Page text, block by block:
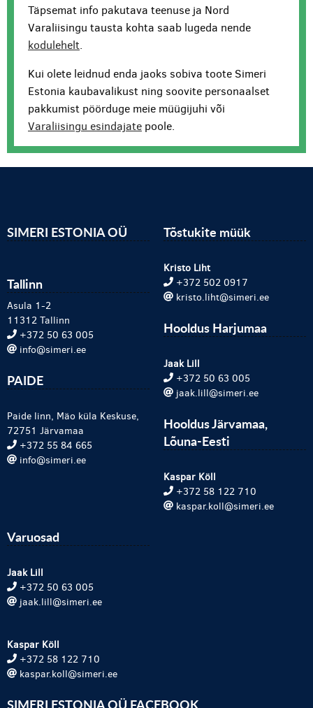
Täpsemat info pakutava teenuse ja Nord
Varaliisingu tausta kohta saab lugeda nende
kodulehelt.
Kui olete leidnud enda jaoks sobiva toote Simeri
Estonia kaubavalikust ning soovite personaalset
pakkumist pöörduge meie müügijuhi või
Varaliisingu esindajate poole.
SIMERI ESTONIA OÜ
Tallinn
Asula 1-2
11312 Tallinn
+372 50 63 005
info@simeri.ee
PAIDE
Paide linn, Mäo küla Keskuse,
72751 Järvamaa
+372 55 84 665
info@simeri.ee
Tõstukite müük
Kristo Liht
+372 502 0917
kristo.liht@simeri.ee
Hooldus Harjumaa
Jaak Lill
+372 50 63 005
jaak.lill@simeri.ee
Hooldus Järvamaa,
Lõuna-Eesti
Kaspar Köll
+372 58 122 710
kaspar.koll@simeri.ee
Varuosad
Jaak Lill
+372 50 63 005
jaak.lill@simeri.ee
Kaspar Köll
+372 58 122 710
kaspar.koll@simeri.ee
SIMERI ESTONIA OÜ FACEBOOK